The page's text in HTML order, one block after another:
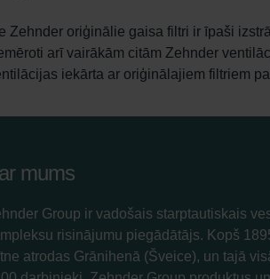
Zehnder oriģinālie gaisa filtri ir īpaši
arī vairākām citām Zehnder
iekārta ar oriģinālajiem filtriem
mums
Group ir vadošais starptautiskais
risinājumu piegādātājs. Kopš
atrodas Grānihenā (Šveice), un tajā